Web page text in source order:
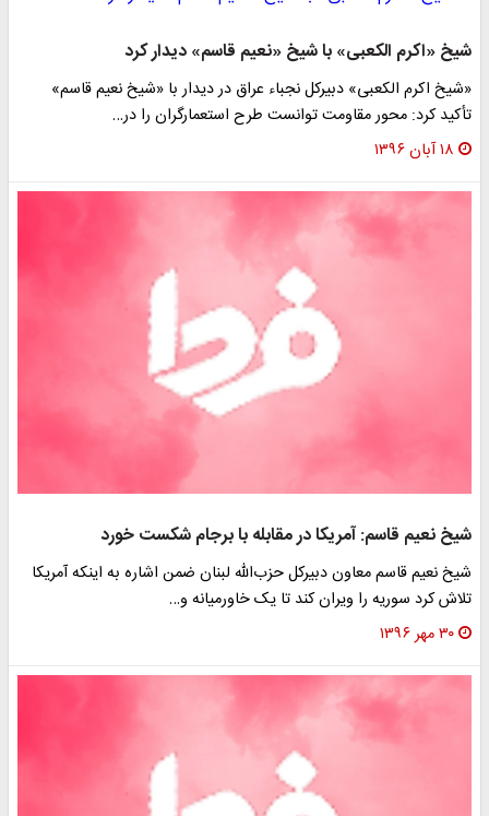
شیخ «اکرم الکعبی» با شیخ «نعیم قاسم» دیدار کرد
«شیخ اکرم الکعبی» دبیرکل نجباء عراق در دیدار با «شیخ نعیم قاسم»
تأکید کرد: محور مقاومت توانست طرح استعمارگران را در…
۱۸ آبان ۱۳۹۶
شیخ نعیم قاسم: آمریکا در مقابله با برجام شکست خورد
شیخ نعیم قاسم معاون دبیرکل حزب‌الله لبنان ضمن اشاره به اینکه آمریکا
تلاش کرد سوریه را ویران کند تا یک خاورمیانه و…
۳۰ مهر ۱۳۹۶